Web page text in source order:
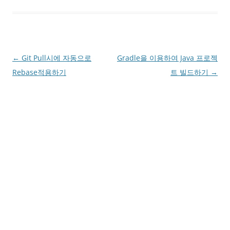
Post
navigation
← Git Pull시에 자동으로
Rebase적용하기
Gradle을 이용하여 Java 프로젝
트 빌드하기 →